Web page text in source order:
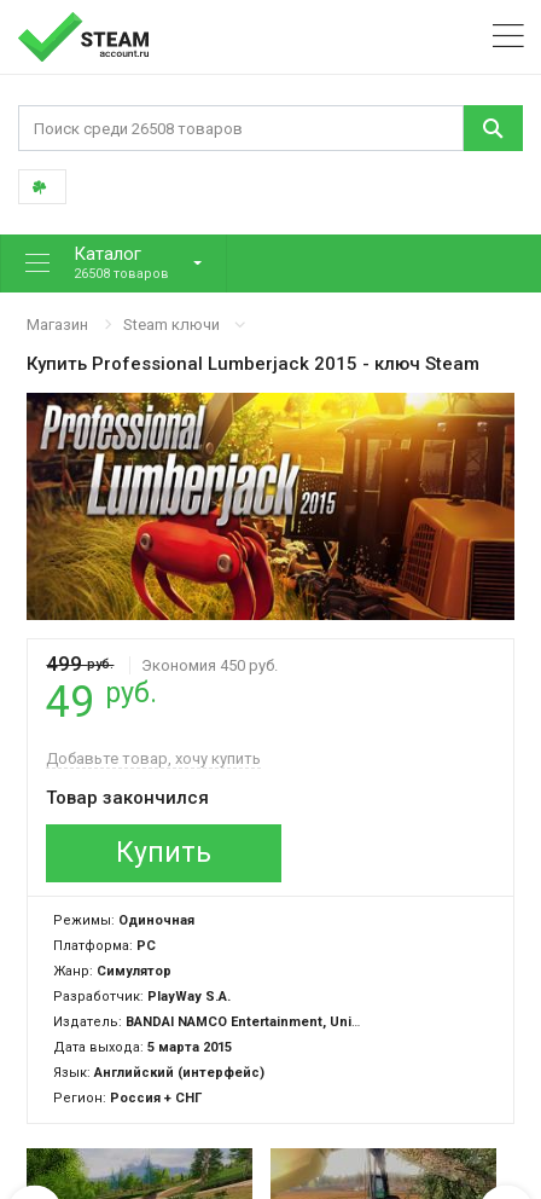
Каталог
26508 товаров
Магазин Steam ключи
Купить Professional Lumberjack 2015 - ключ Steam
499руб. Экономия 450 руб.
49 руб.
Добавьте товар, хочу купить
Товар закончился
Купить
Режимы: Одиночная
Платформа: PC
Жанр: Симулятор
Разработчик: PlayWay S.A.
Издатель: BANDAI NAMCO Entertainment, United Independent Entertainment GmbH
Дата выхода: 5 марта 2015
Язык:Английский (интерфейс)
Регион: Россия + СНГ